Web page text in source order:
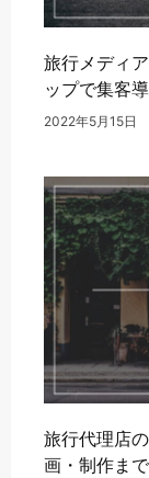
旅行メディ
ップで集客
2022年5月15日
旅行代理店
画・制作ま